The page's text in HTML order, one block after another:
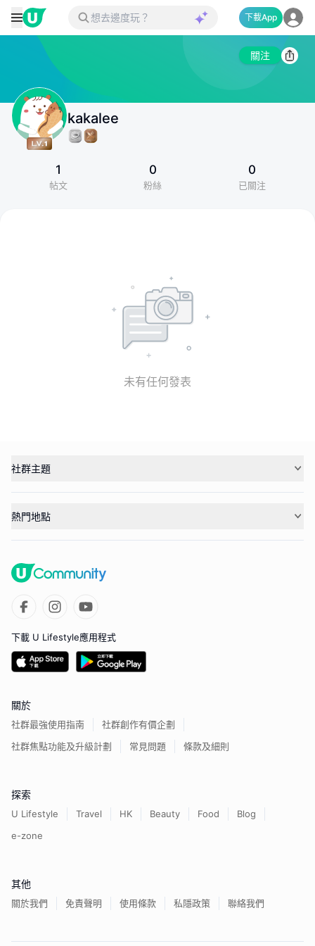
下載App
關注
kakalee
1
帖文
0
粉絲
0
已關注
未有任何發表
社群主題
熱門地點
下載 U Lifestyle應用程式
關於
社群最強使用指南
社群創作有價企劃
社群焦點功能及升級計劃
常見問題 條款及細則
探索
U Lifestyle Travel HK Beauty Food
Blog
e-zone
其他
關於我們 免責聲明 使用條款 私隱政策 聯絡我們